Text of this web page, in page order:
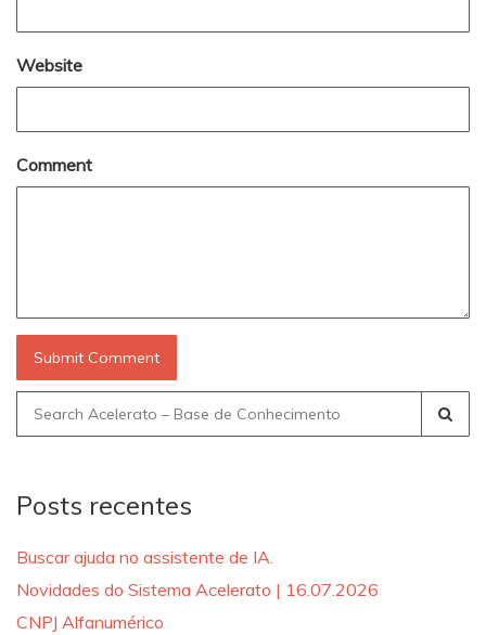
Website
Comment
Search
for:
Posts recentes
Buscar ajuda no assistente de IA.
Novidades do Sistema Acelerato | 16.07.2026
CNPJ Alfanumérico